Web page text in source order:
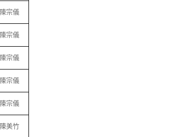
陳宗儀
陳宗儀
陳宗儀
陳宗儀
陳宗儀
陳美竹